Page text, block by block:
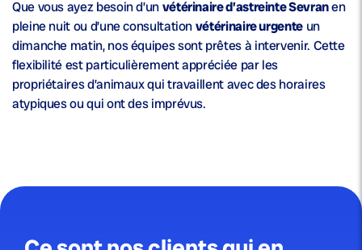
Que vous ayez besoin d’unvétérinaire d’astreinte Sevranen
pleine nuit ou d’une consultationvétérinaire urgenteun
dimanche matin, nos équipes sont prêtes à intervenir. Cette
flexibilité est particulièrement appréciée par les
propriétaires d’animaux qui travaillent avec des horaires
atypiques ou qui ont des imprévus.